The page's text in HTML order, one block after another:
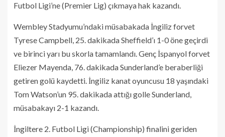
Futbol Ligi’ne (Premier Lig) çıkmaya hak kazandı.
Wembley Stadyumu’ndaki müsabakada İngiliz forvet
Tyrese Campbell, 25. dakikada Sheffield’ı 1-0 öne geçirdi
ve birinci yarı bu skorla tamamlandı. Genç İspanyol forvet
Eliezer Mayenda, 76. dakikada Sunderland’e beraberliği
getiren golü kaydetti. İngiliz kanat oyuncusu 18 yaşındaki
Tom Watson’un 95. dakikada attığı golle Sunderland,
müsabakayı 2-1 kazandı.
İngiltere 2. Futbol Ligi (Championship) finalini geriden